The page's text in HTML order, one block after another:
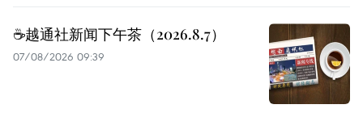
☕️越通社新闻下午茶（2026.8.7）
07/08/2026 09:39